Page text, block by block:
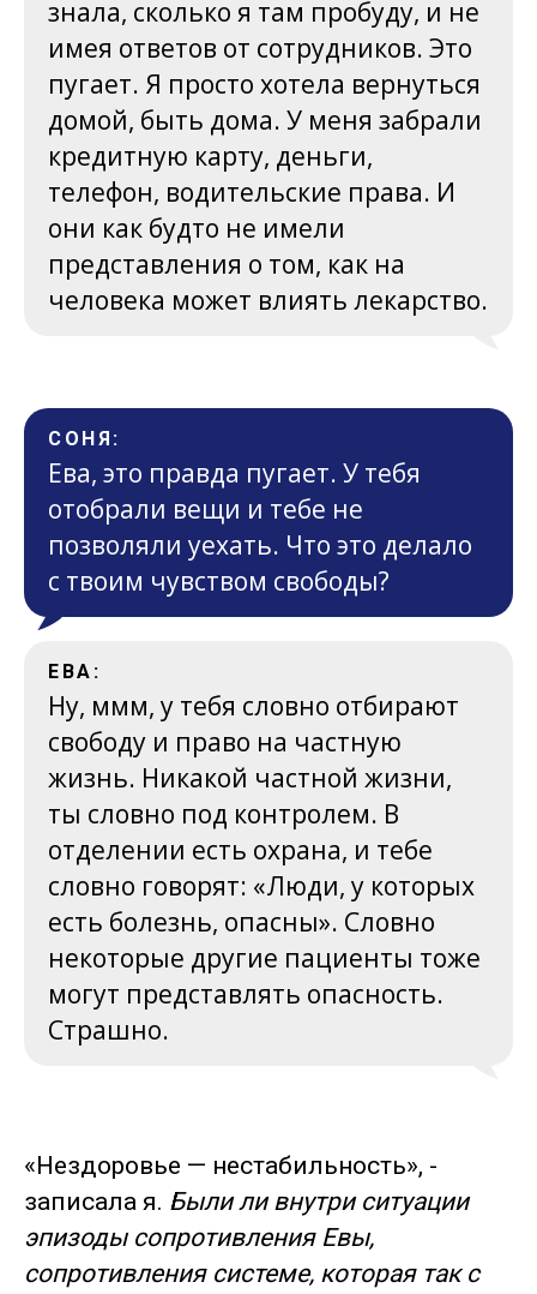
знала, сколько я там пробуду, и не
имея ответов от сотрудников. Это
пугает. Я просто хотела вернуться
домой, быть дома. У меня забрали
кредитную карту, деньги,
телефон, водительские права. И
они как будто не имели
представления о том, как на
человека может влиять лекарство.
СОНЯ:
Ева, это правда пугает. У тебя
отобрали вещи и тебе не
позволяли уехать. Что это делало
с твоим чувством свободы?
ЕВА:
Ну, ммм, у тебя словно отбирают
свободу и право на частную
жизнь. Никакой частной жизни,
ты словно под контролем. В
отделении есть охрана, и тебе
словно говорят: «Люди, у которых
есть болезнь, опасны». Словно
некоторые другие пациенты тоже
могут представлять опасность.
Страшно.
«Нездоровье — нестабильность», -
записала я. Были ли внутри ситуации
эпизоды сопротивления Евы,
сопротивления системе, которая так с